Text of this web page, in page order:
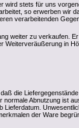
wird stets für uns
so erwerben wir
verarbeitenden
weiter zu verkaufen.
Weiterveräußerung in
die
normale Abnutzung ist
der Ware